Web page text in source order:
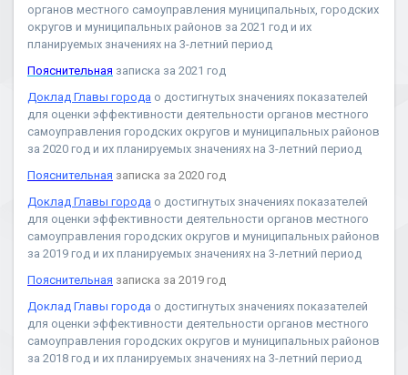
органов местного самоуправления муниципальных, городских
округов и муниципальных районов за 2021 год и их
планируемых значениях на 3-летний период
Пояснительная записка за 2021 год
Доклад Главы города о достигнутых значениях показателей
для оценки эффективности деятельности органов местного
самоуправления городских округов и муниципальных районов
за 2020 год и их планируемых значениях на 3-летний период
Пояснительная записка за 2020 год
Доклад Главы города о достигнутых значениях показателей
для оценки эффективности деятельности органов местного
самоуправления городских округов и муниципальных районов
за 2019 год и их планируемых значениях на 3-летний период
Пояснительная записка за 2019 год
Доклад Главы города о достигнутых значениях показателей
для оценки эффективности деятельности органов местного
самоуправления городских округов и муниципальных районов
за 2018 год и их планируемых значениях на 3-летний период